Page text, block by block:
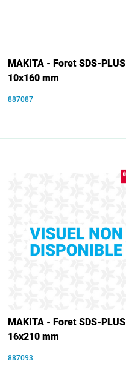
MAKITA - Foret SDS-PLUS
10x160 mm
887087
MAKITA - Foret SDS-PLUS
16x210 mm
887093